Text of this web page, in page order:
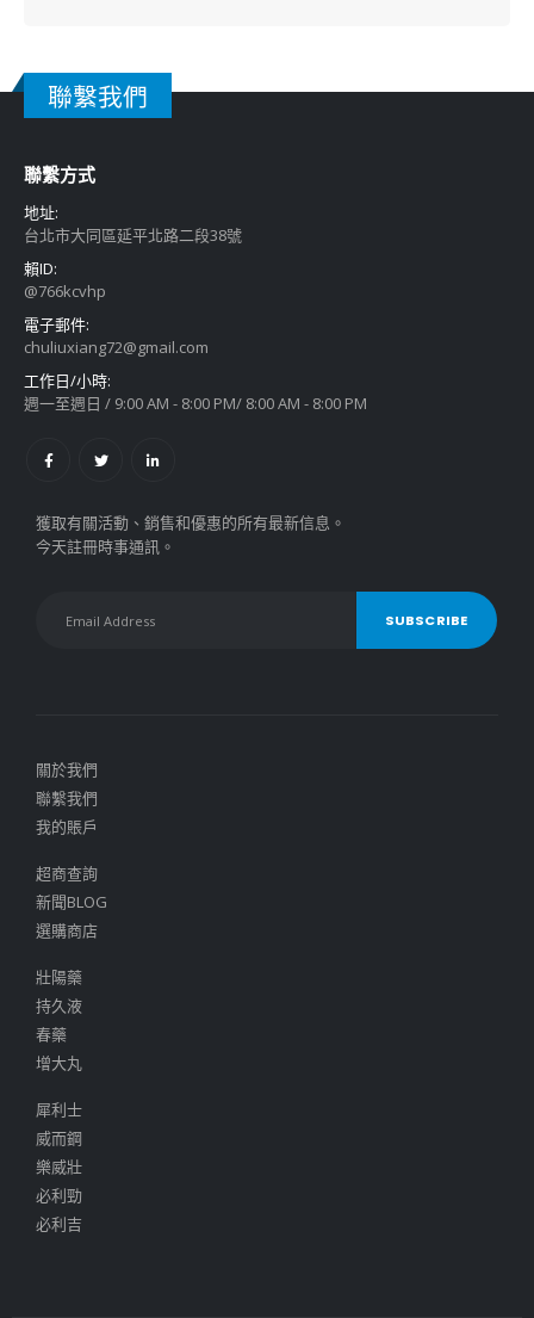
聯繫我們
聯繫方式
地址:
台北市大同區延平北路二段38號
賴ID:
@766kcvhp
電子郵件:
chuliuxiang72@gmail.com
工作日/小時:
週一至週日 / 9:00 AM - 8:00 PM/ 8:00 AM - 8:00 PM
獲取有關活動、銷售和優惠的所有最新信息。
今天註冊時事通訊。
關於我們
聯繫我們
我的賬戶
超商查詢
新聞BLOG
選購商店
壯陽藥
持久液
春藥
增大丸
犀利士
威而鋼
樂威壯
必利勁
必利吉